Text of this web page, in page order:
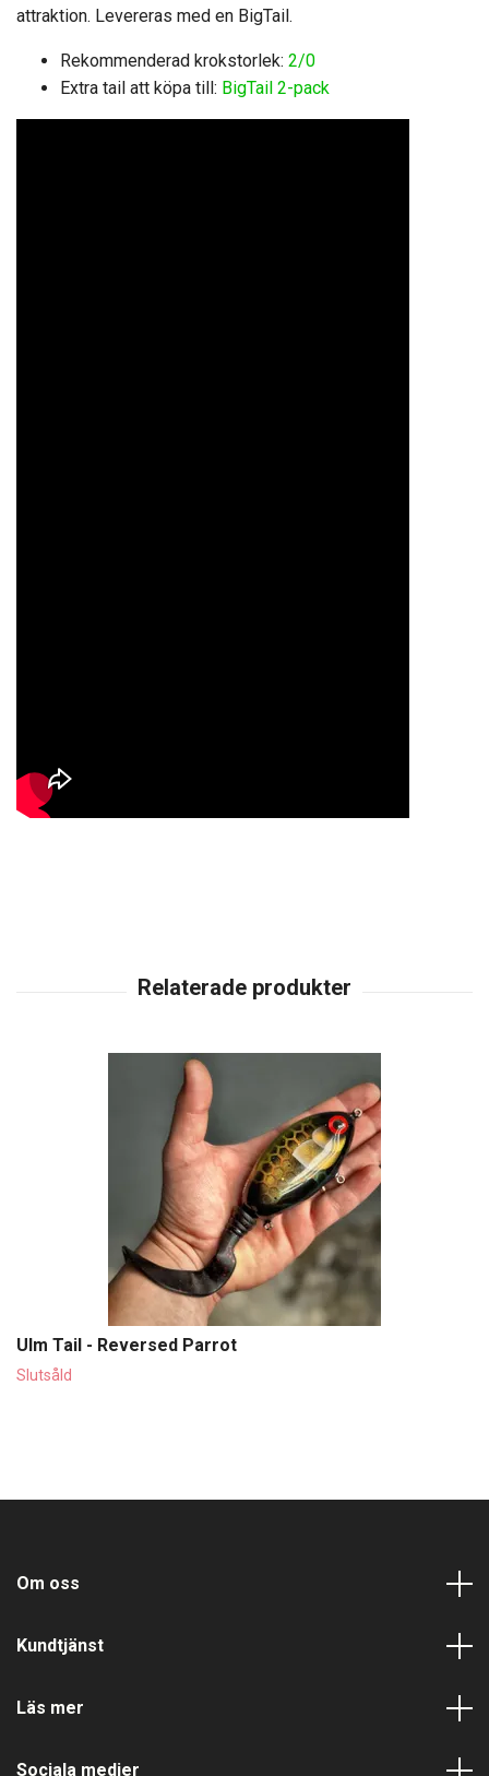
attraktion. Levereras med en BigTail.
Rekommenderad krokstorlek: 2/0
Extra tail att köpa till: BigTail 2-pack
Ulm Tail - Reversed Parrot
Slutsåld
Om oss
Kundtjänst
Läs mer
Sociala medier